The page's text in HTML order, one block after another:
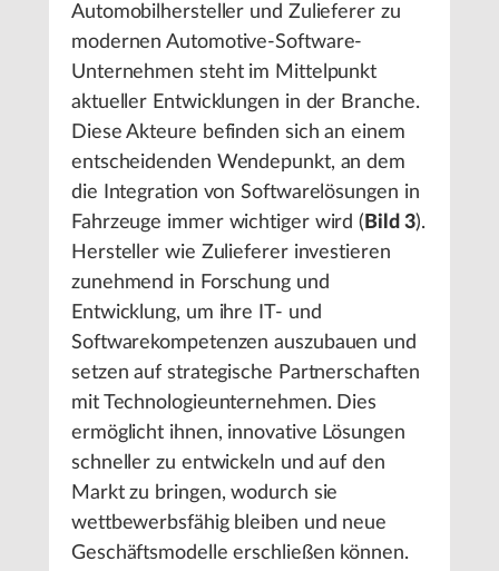
Automobilhersteller und Zulieferer zu
modernen Automotive-Software-
Unternehmen steht im Mittelpunkt
aktueller Entwicklungen in der Branche.
Diese Akteure befinden sich an einem
entscheidenden Wendepunkt, an dem
die Integration von Softwarelösungen in
Fahrzeuge immer wichtiger wird ( Bild 3).
Hersteller wie Zulieferer investieren
zunehmend in Forschung und
Entwicklung, um ihre IT- und
Softwarekompetenzen auszubauen und
setzen auf strategische Partnerschaften
mit Technologieunternehmen. Dies
ermöglicht ihnen, innovative Lösungen
schneller zu entwickeln und auf den
Markt zu bringen, wodurch sie
wettbewerbsfähig bleiben und neue
Geschäftsmodelle erschließen können.